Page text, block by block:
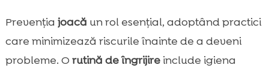
Prevenția joacă un rol esențial, adoptând practici
care minimizează riscurile înainte de a deveni
probleme. O rutină de îngrijireinclude igiena